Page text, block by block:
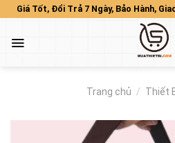
Skip
content
Giá Tốt, Đổi Trả 7 Ngày, Bảo Hành,
Trang chủ / Thiết